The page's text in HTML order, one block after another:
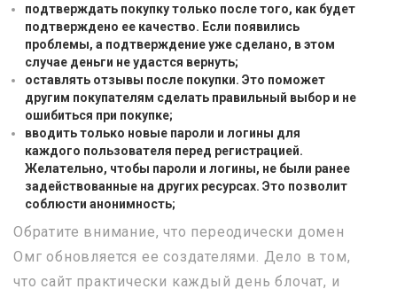
подтверждать покупку только после того, как будет
подтверждено ее качество. Если появились
проблемы, а подтверждение уже сделано, в этом
случае деньги не удастся вернуть;
оставлять отзывы после покупки. Это поможет
другим покупателям сделать правильный выбор и не
ошибиться при покупке;
вводить только новые пароли и логины для
каждого пользователя перед регистрацией.
Желательно, чтобы пароли и логины, не были ранее
задействованные на других ресурсах. Это позволит
соблюсти анонимность;
Обратите внимание, что переодически домен
Омг обновляется ее создателями. Дело в том,
что сайт практически каждый день блочат, и